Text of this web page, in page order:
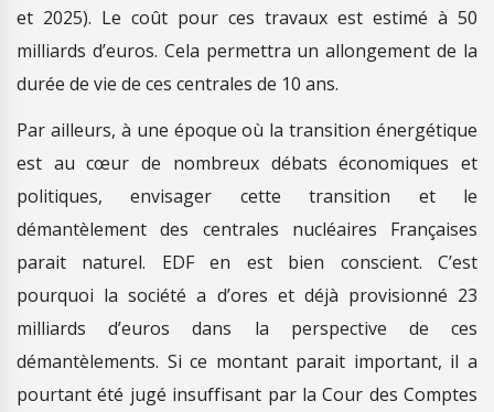
et 2025). Le coût pour ces travaux est estimé à 50
milliards d’euros. Cela permettra un allongement de la
durée de vie de ces centrales de 10 ans.
Par ailleurs, à une époque où la transition énergétique
est au cœur de nombreux débats économiques et
politiques, envisager cette transition et le
démantèlement des centrales nucléaires Françaises
parait naturel. EDF en est bien conscient. C’est
pourquoi la société a d’ores et déjà provisionné 23
milliards d’euros dans la perspective de ces
démantèlements. Si ce montant parait important, il a
pourtant été jugé insuffisant par la Cour des Comptes